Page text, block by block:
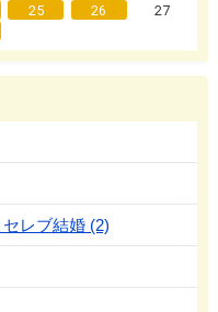
25 26
27
レブ結婚 (2)